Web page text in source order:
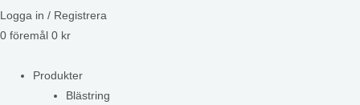
Logga in / Registrera
0 föremål 0 kr
Produkter
Blästring